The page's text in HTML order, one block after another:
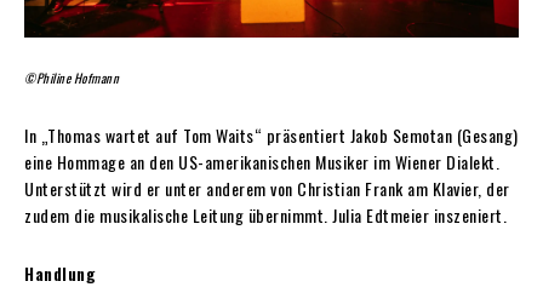
©Philine Hofmann
In „Thomas wartet auf Tom Waits“ präsentiert Jakob Semotan (Gesang)
eine Hommage an den US-amerikanischen Musiker im Wiener Dialekt.
Unterstützt wird er unter anderem von Christian Frank am Klavier, der
zudem die musikalische Leitung übernimmt. Julia Edtmeier inszeniert.
Handlung